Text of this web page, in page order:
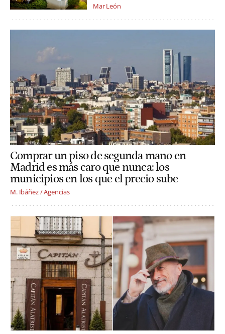
Mar León
Comprar un piso de segunda mano en
Madrid es más caro que nunca: los
municipios en los que el precio sube
M. Ibáñez / Agencias